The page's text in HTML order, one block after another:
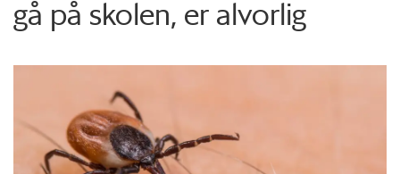
gå på skolen, er alvorlig